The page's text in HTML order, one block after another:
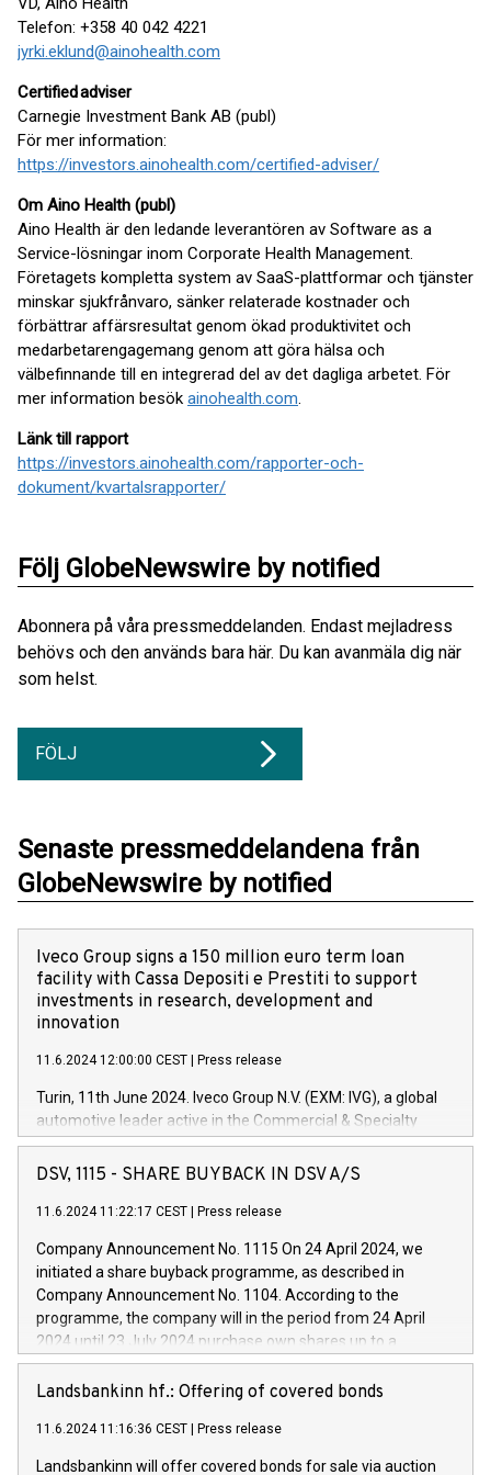
Telefon: +358 40 042 4221
jyrki.eklund@ainohealth.com
Certified adviser
Carnegie Investment Bank AB (publ)
För mer information:
https://investors.ainohealth.com/certified-adviser/
Om Aino Health (publ)
Aino Health är den ledande leverantören av Software as a
Service-lösningar inom Corporate Health Management.
Företagets kompletta system av SaaS-plattformar och tjänster
minskar sjukfrånvaro, sänker relaterade kostnader och
förbättrar affärsresultat genom ökad produktivitet och
medarbetarengagemang genom att göra hälsa och
välbefinnande till en integrerad del av det dagliga arbetet. För
mer information besök ainohealth.com.
Länk till rapport
https://investors.ainohealth.com/rapporter-och-
dokument/kvartalsrapporter/
Följ GlobeNewswire by notified
Abonnera på våra pressmeddelanden. Endast mejladress
behövs och den används bara här. Du kan avanmäla dig när
som helst.
FÖLJ
Senaste pressmeddelandena från
GlobeNewswire by notified
Iveco Group signs a 150 million euro term loan
facility with Cassa Depositi e Prestiti to support
investments in research, development and
innovation
11.6.2024 12:00:00 CEST Press release
Turin, 11th June 2024. Iveco Group N.V. (EXM: IVG), a global
automotive leader active in the Commercial & Specialty
Vehicles, Powertrain and related Financial Services arenas,
has successfully signed a term loan facility of 150 million
new projects in Italy dedicated to research, development and
by CDP, Iveco Group will develop innovative technologies and
architectures in the field of electric propulsion and further
develop solutions for autonomous driving, digitalisation and
vehicle connectivity aimed at increasing efficiency, safety,
driving comfort and productivity. The financed investments,
Iveco Group in Italy by the end of 2025. Iveco Group N.V.
(EXM: IVG) is the home of unique people and brands that
sustainable society. The eight brands are each a
DSV, 1115 - SHARE BUYBACK IN DSV A/S
11.6.2024 11:22:17 CEST Press release
Company Announcement No. 1115 On 24 April 2024, we
initiated a share buyback programme, as described in
Company Announcement No. 1104. According to the
programme, the company will in the period from 24 April
2024 until 23 July 2024 purchase own shares up to a
maximum value of DKK 1,000 million, and no more than
1,700,000 shares, corresponding to 0.79% of the share
programme has been implemented in accordance with
Regulation No. 596/2014 of the European Parliament and
Landsbankinn hf.: Offering of covered bonds
11.6.2024 11:16:36 CEST Press release
Landsbankinn will offer covered bonds for sale via auction